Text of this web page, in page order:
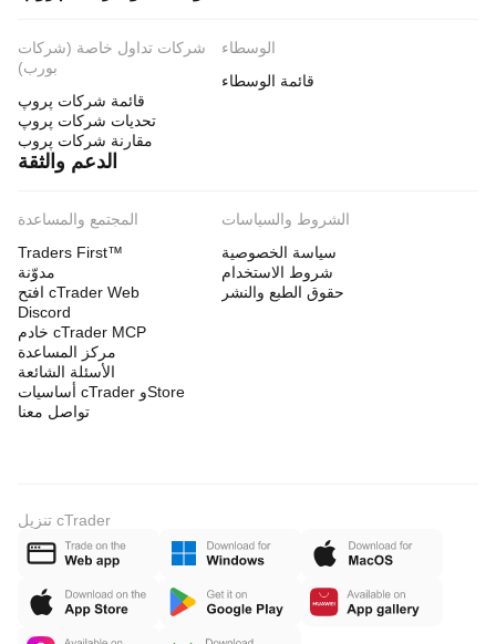
شركات تداول خاصة (شركات
بورب)
قائمة شركات پروپ
تحديات شركات پروپ
مقارنة شركات پروب
الوسطاء
قائمة الوسطاء
الدعم والثقة
المجتمع والمساعدة
Traders First™
مدوّنة
افتح cTrader Web
Discord
خادم cTrader MCP
مركز المساعدة
الأسئلة الشائعة
أساسيات cTrader وStore
تواصل معنا
الشروط والسياسات
سياسة الخصوصية
شروط الاستخدام
حقوق الطبع والنشر
تنزيل cTrader